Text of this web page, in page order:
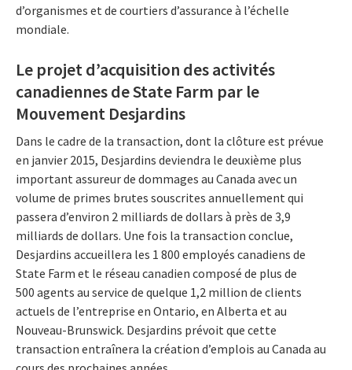
d’organismes et de courtiers d’assurance à l’échelle
mondiale.
Le projet d’acquisition des activités
canadiennes de State Farm par le
Mouvement Desjardins
Dans le cadre de la transaction, dont la clôture est prévue
en janvier 2015, Desjardins deviendra le deuxième plus
important assureur de dommages au Canada avec un
volume de primes brutes souscrites annuellement qui
passera d’environ 2 milliards de dollars à près de 3,9
milliards de dollars. Une fois la transaction conclue,
Desjardins accueillera les 1 800 employés canadiens de
State Farm et le réseau canadien composé de plus de
500 agents au service de quelque 1,2 million de clients
actuels de l’entreprise en Ontario, en Alberta et au
Nouveau-Brunswick. Desjardins prévoit que cette
transaction entraînera la création d’emplois au Canada au